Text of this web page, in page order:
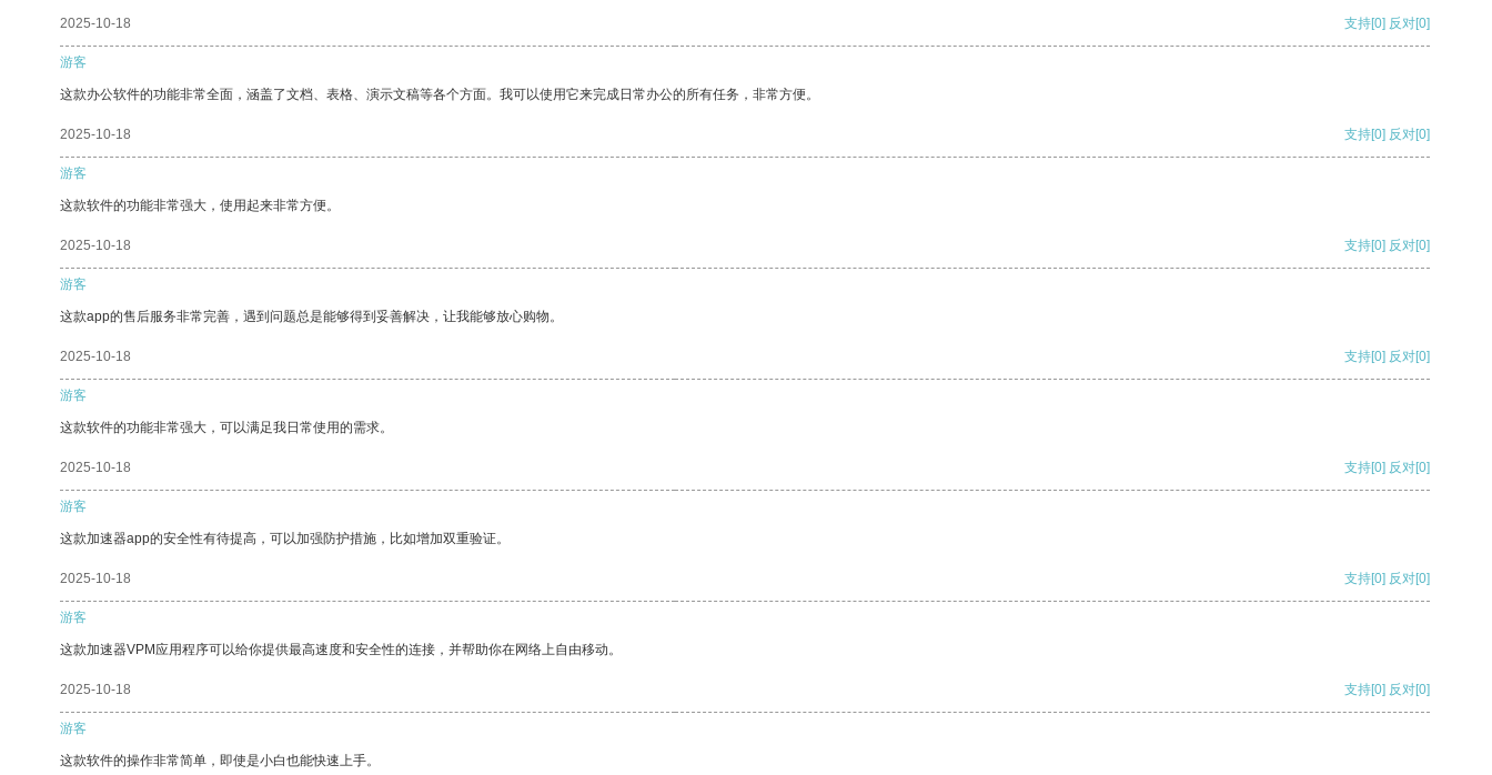
2025-10-18 支持[0] 反对[0]
游客
这款办公软件的功能非常全面，涵盖了文档、表格、演示文稿等各个方面。我可以使用它来完成日常办公的所有任务，非常方便。
2025-10-18 支持[0] 反对[0]
游客
这款软件的功能非常强大，使用起来非常方便。
2025-10-18 支持[0] 反对[0]
游客
这款app的售后服务非常完善，遇到问题总是能够得到妥善解决，让我能够放心购物。
2025-10-18 支持[0] 反对[0]
游客
这款软件的功能非常强大，可以满足我日常使用的需求。
2025-10-18 支持[0] 反对[0]
游客
这款加速器app的安全性有待提高，可以加强防护措施，比如增加双重验证。
2025-10-18 支持[0] 反对[0]
游客
这款加速器VPM应用程序可以给你提供最高速度和安全性的连接，并帮助你在网络上自由移动。
2025-10-18 支持[0] 反对[0]
游客
这款软件的操作非常简单，即使是小白也能快速上手。